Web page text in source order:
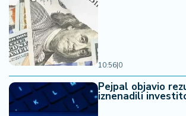
10:56|0
Pejpal objavio
iznenadili